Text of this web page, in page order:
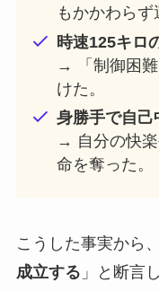
もかかわらず
時速125キロ
→ 「制御困
けた。
身勝手で自己
→ 自分の快
命を奪った。
こうした事実から
成立する 」と断言